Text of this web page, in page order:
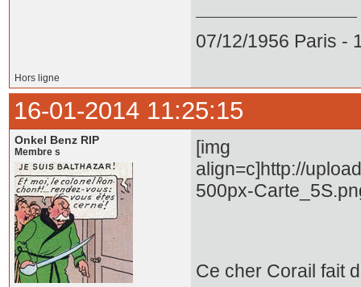
07/12/1956 Paris -
Hors ligne
16-01-2014 11:25:15
Onkel Benz RIP
Membre s
[img
align=c]http://
500px-
Ce cher Corail fait